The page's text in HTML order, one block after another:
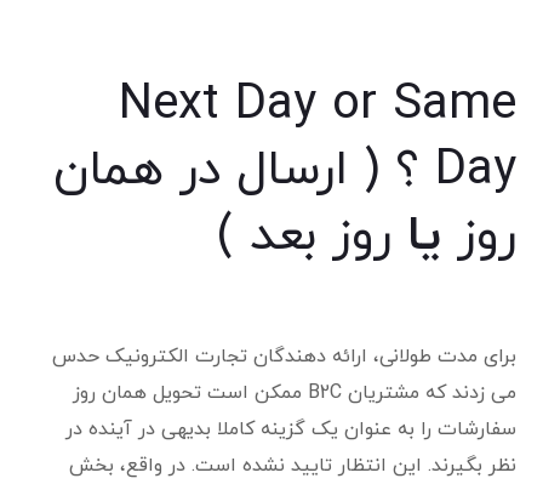
Next Day or Same
Day ؟ ( ارسال در همان
روز یا روز بعد )
برای مدت طولانی، ارائه دهندگان تجارت الکترونیک حدس
می زدند که مشتریان B2C ممکن است تحویل همان روز
سفارشات را به عنوان یک گزینه کاملا بدیهی در آینده در
نظر بگیرند. این انتظار تایید نشده است. در واقع، بخش